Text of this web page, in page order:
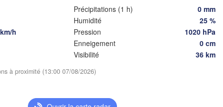
h
Précipitations (1 h)
0 mm
Humidité
25 %
Pression
1020 hPa
Enneigement
0 cm
Visibilité
36 km
à proximité (13:00 07/08/2026)
Львів
(Lviv)
Івано-